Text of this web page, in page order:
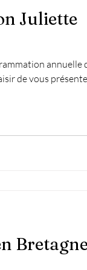
Juliette
annuelle
de vous